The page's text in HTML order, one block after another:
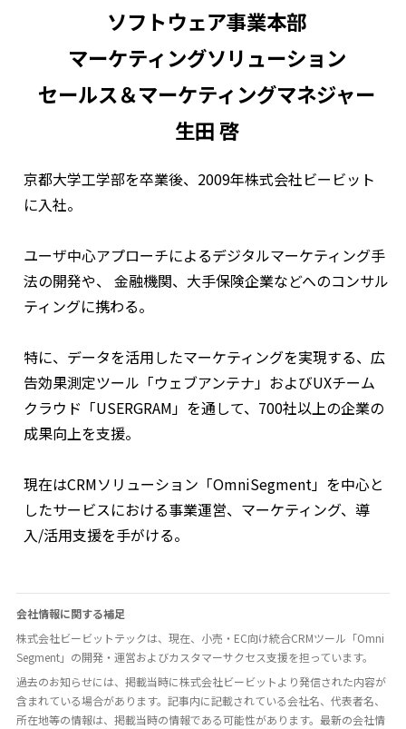
ソフトウェア事業本部
マーケティングソリューション
セールス＆マーケティングマネジャー
生田 啓
京都大学工学部を卒業後、2009年株式会社ビービット
に入社。
ユーザ中心アプローチによるデジタルマーケティング手
法の開発や、 金融機関、大手保険企業などへのコンサル
ティングに携わる。
特に、データを活用したマーケティングを実現する、広
告効果測定ツール「ウェブアンテナ」およびUXチーム
クラウド「USERGRAM」を通して、700社以上の企業の
成果向上を支援。
現在はCRMソリューション「OmniSegment」を中心と
したサービスにおける事業運営、マーケティング、導
入/活用支援を手がける。
会社情報に関する補足
株式会社ビービットテックは、現在、小売・EC向け統合CRMツール「Omni
Segment」の開発・運営およびカスタマーサクセス支援を担っています。
過去のお知らせには、掲載当時に株式会社ビービットより発信された内容が
含まれている場合があります。記事内に記載されている会社名、代表者名、
所在地等の情報は、掲載当時の情報である可能性があります。最新の会社情